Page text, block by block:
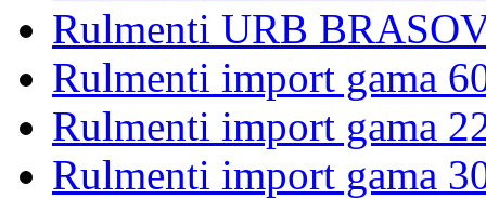
Rulmenti URB
Rulmenti import gama
Rulmenti import gama
Rulmenti import gama